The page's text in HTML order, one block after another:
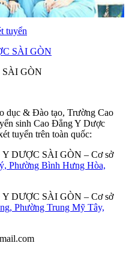
GÒN
dục & Đào tạo, Trường Cao
sinh Cao Đẳng Y Dược
tuyển trên toàn quốc:
– Cơ sở
Phường Bình Hưng Hòa,
– Cơ sở
Phường Trung Mỹ Tây,